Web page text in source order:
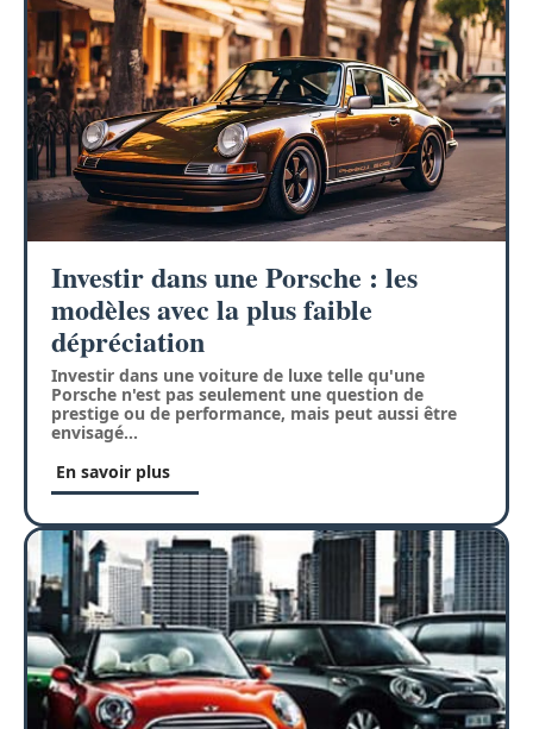
Investir dans une Porsche : les
modèles avec la plus faible
dépréciation
Investir dans une voiture de luxe telle qu'une
Porsche n'est pas seulement une question de
prestige ou de performance, mais peut aussi être
envisagé…
En savoir plus